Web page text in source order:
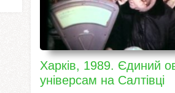
Харків, 1989. Єдиний
універсам на Салтівці